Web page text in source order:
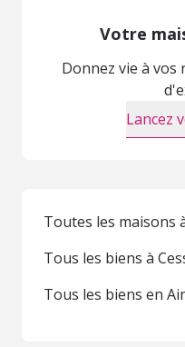
Votre
Donnez vie à
Lancez
Toutes les maisons
Tous les biens à
Tous les biens en